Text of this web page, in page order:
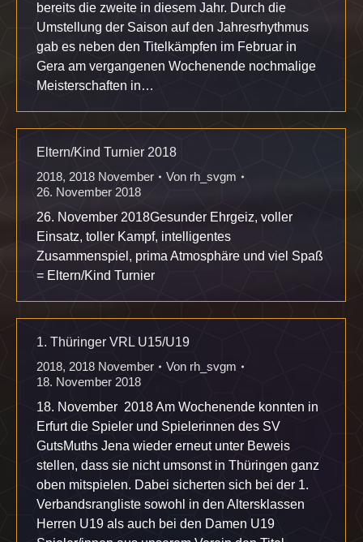
bereits die zweite in diesem Jahr. Durch die
Umstellung der Saison auf den Jahresrhythmus
gab es neben den Titelkämpfen im Februar in
Gera am vergangenen Wochenende nochmalige
Meisterschaften in…
Eltern/Kind Turnier 2018
2018, 2018 November Von rh_svgm
26. November 2018
26. November 2018Gesunder Ehrgeiz, voller
Einsatz, toller Kampf, intelligentes
Zusammenspiel, prima Atmosphäre und viel Spaß
= Eltern/Kind Turnier
1. Thüringer VRL U15/U19
2018, 2018 November Von rh_svgm
18. November 2018
18. November 2018 Am Wochenende konnten in
Erfurt die Spieler und Spielerinnen des SV
GutsMuths Jena wieder erneut unter Beweis
stellen, dass sie nicht umsonst in Thüringen ganz
oben mitspielen. Dabei sicherten sich bei der 1.
Verbandsrangliste sowohl in den Altersklassen
Herren U19 als auch bei den Damen U19